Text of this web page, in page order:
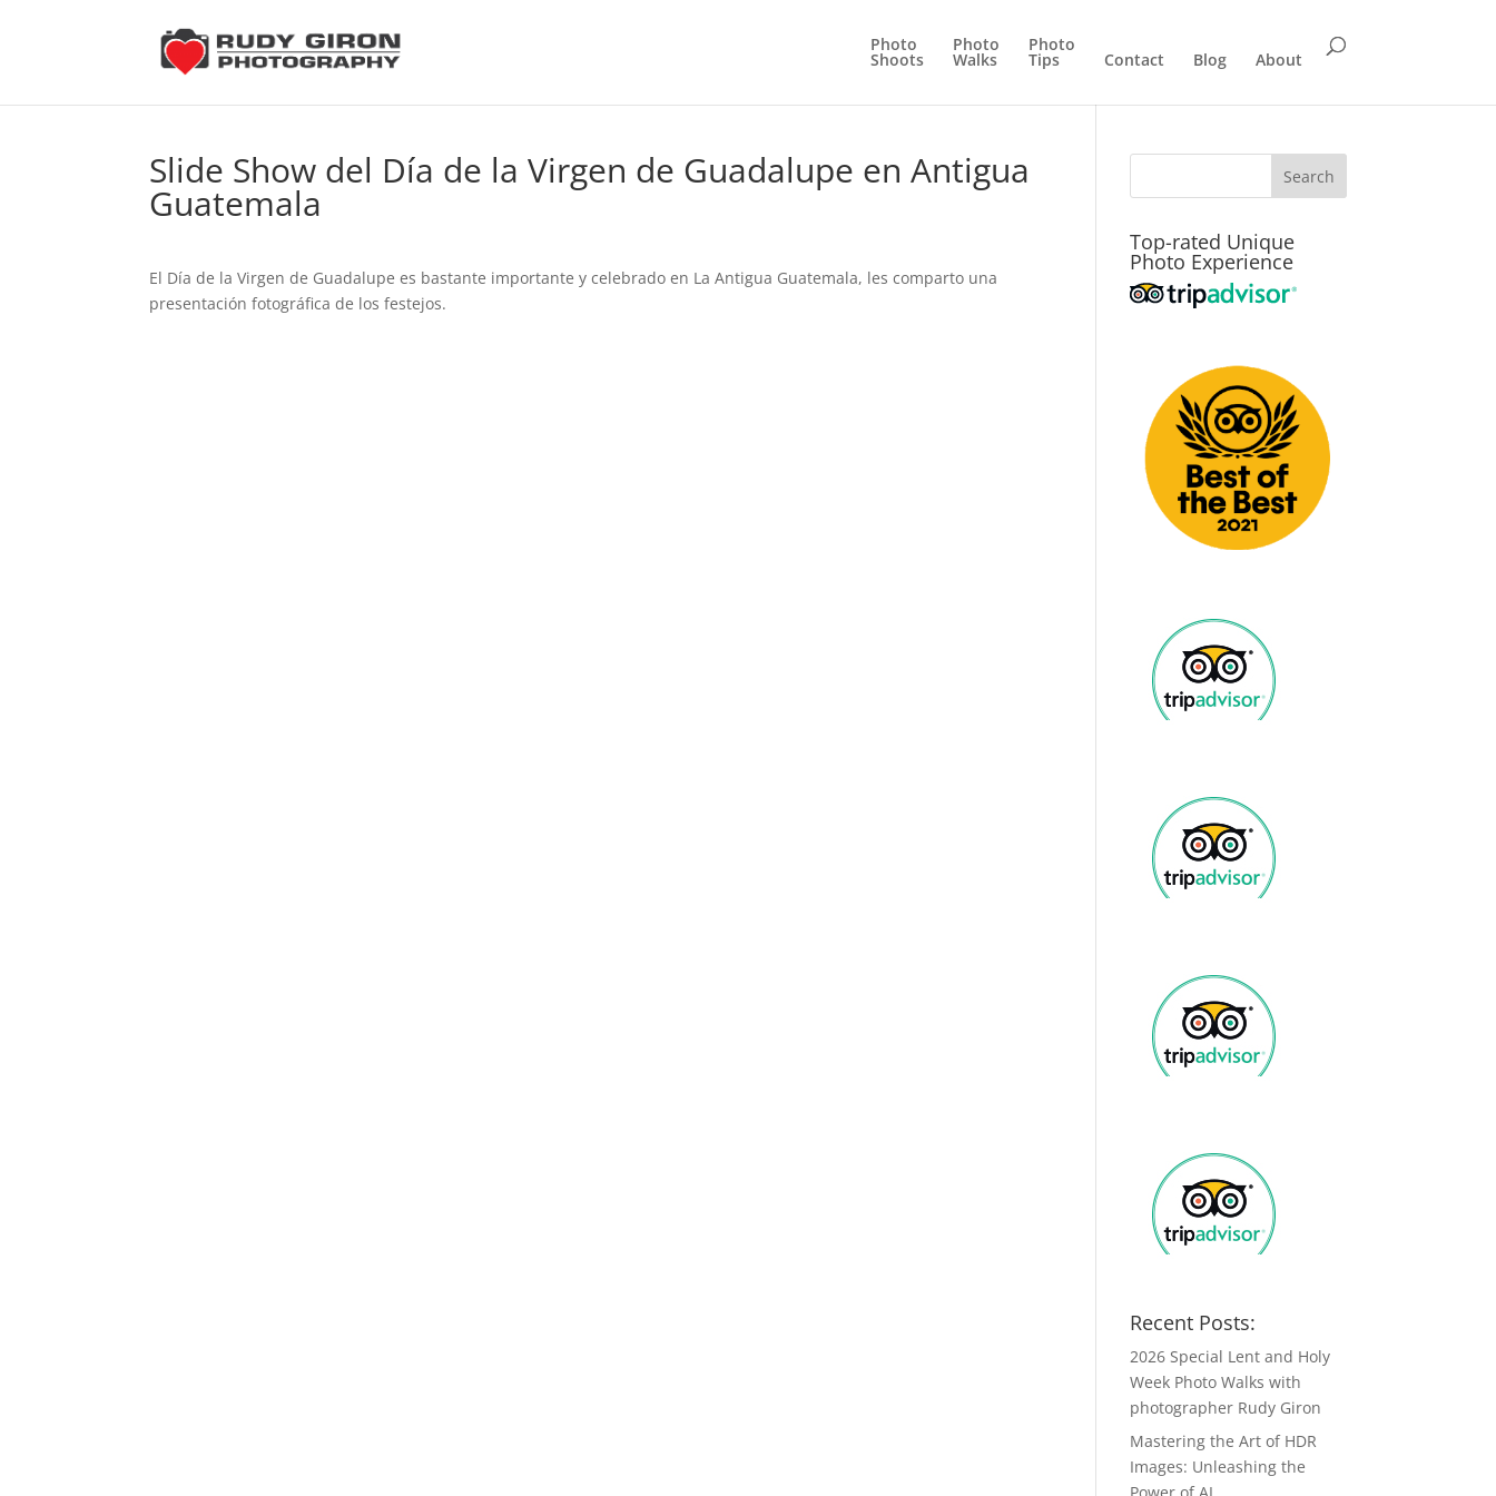
Photo
Shoots
Photo
Walks
Photo
Tips Contact Blog About
Slide Show del Día de la Virgen de Guadalupe en Antigua
Guatemala
El Día de la Virgen de Guadalupe es bastante importante y celebrado en La Antigua Guatemala, les comparto una
presentación fotográfica de los festejos.
Top-rated Unique
Photo Experience
Recent Posts:
2026 Special Lent and Holy
Week Photo Walks with
photographer Rudy Giron
Mastering the Art of HDR
Images: Unleashing the